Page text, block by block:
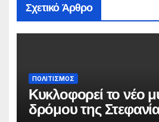
Σχετικό Άρθρο
ΠΟΛΙΤΙΣΜΟΣ
Κυκλοφορεί το νέο
δρόμου της